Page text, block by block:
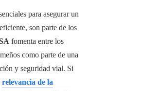
para asegurar un
son parte de los
fomenta entre los
como parte de una
y seguridad vial. Si
relevancia de la